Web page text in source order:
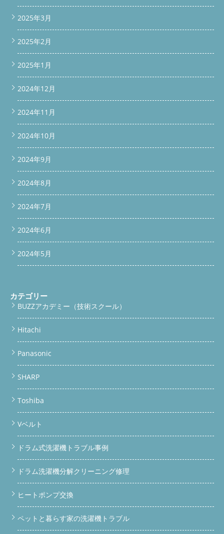
2025年3月
2025年2月
2025年1月
2024年12月
2024年11月
2024年10月
2024年9月
2024年8月
2024年7月
2024年6月
2024年5月
カテゴリー
BUZZアカデミー（技術スクール）
Hitachi
Panasonic
SHARP
Toshiba
Vベルト
ドラム式洗濯機トラブル事例
ドラム洗濯機分解クリーニング修理
ヒートポンプ交換
ペットと暮らす家の洗濯機トラブル